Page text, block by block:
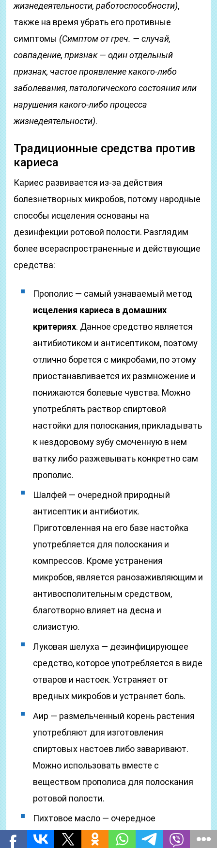
жизнедеятельности, работоспособности),
также на время убрать его противные
симптомы (Симптом от греч. — случай,
совпадение, признак — один отдельный
признак, частое проявление какого-либо
заболевания, патологического состояния или
нарушения какого-либо процесса
жизнедеятельности).
Традиционные средства против
кариеса
Кариес развивается из-за действия
болезнетворных микробов, потому народные
способы исцеления основаны на
дезинфекции ротовой полости. Разглядим
более всераспространенные и действующие
средства:
Прополис — самый узнаваемый метод
исцеления кариеса в домашних
критериях. Данное средство является
антибиотиком и антисептиком, поэтому
отлично борется с микробами, по этому
приостанавливается их размножение и
понижаются болевые чувства. Можно
употреблять раствор спиртовой
настойки для полоскания, прикладывать
к нездоровому зубу смоченную в нем
ватку либо разжевывать конкретно сам
прополис.
Шалфей — очередной природный
антисептик и антибиотик.
Приготовленная на его базе настойка
употребляется для полоскания и
компрессов. Кроме устранения
микробов, является ранозаживляющим и
антивосполительным средством,
благотворно влияет на десна и
слизистую.
Луковая шелуха — дезинфицирующее
средство, которое употребляется в виде
отваров и настоек. Устраняет от
вредных микробов и устраняет боль.
Аир — размельченный корень растения
употребляют для изготовления
спиртовых настоев либо заваривают.
Можно использовать вместе с
веществом прополиса для полоскания
ротовой полости.
Пихтовое масло — очередное
натуральное средство с